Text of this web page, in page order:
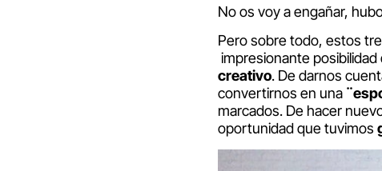
No os voy a engañar,
Pero sobre todo, estos
impresionante
creativo. De darnos
convertirnos en una
marcados. De hacer
oportunidad que tuvimos